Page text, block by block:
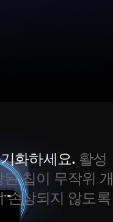
화하세요. 활성
칩이 무작위 개
손상되지 않도록